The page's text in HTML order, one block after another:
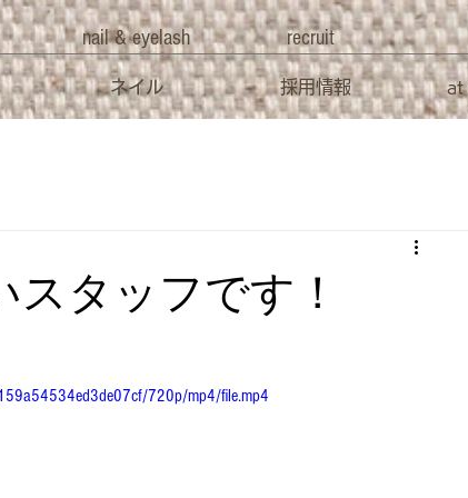
ネイル 採用情報 at
nail & eyelash recruit
タッフです！
720p/mp4/file.mp4